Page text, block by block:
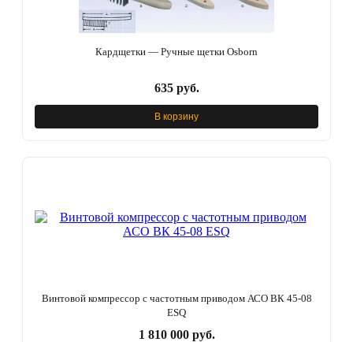
Кардщетки — Ручные щетки Osborn
635 руб.
В корзину
Винтовой компрессор с частотным приводом АСО ВК 45-08
ESQ
1 810 000 руб.